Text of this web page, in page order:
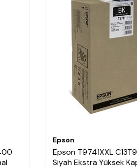
Epson
Epson T9741XXL
Siyah Ekstra Yüksek